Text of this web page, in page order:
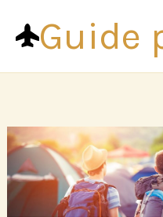
contenuGuide